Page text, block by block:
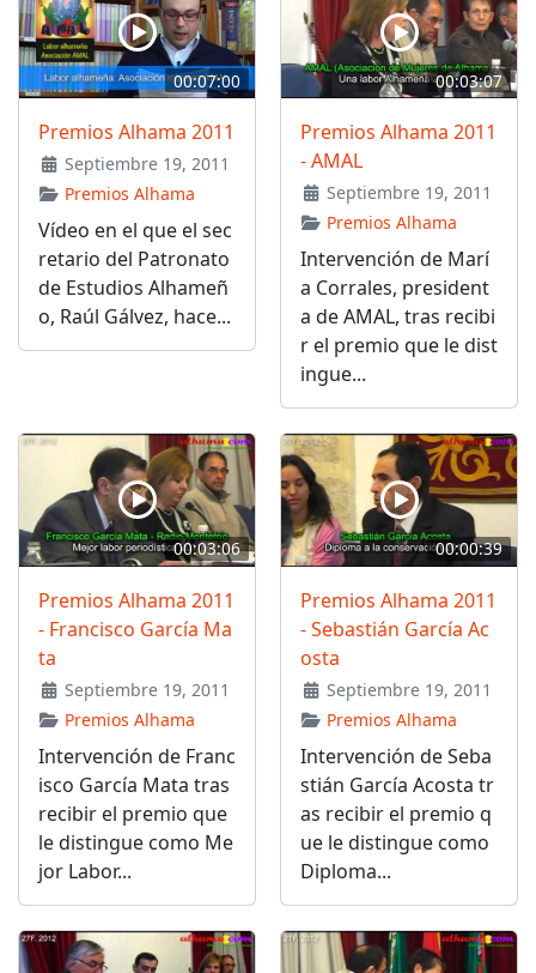
00:07:00
Premios Alhama 2011
Septiembre 19, 2011
Premios Alhama
Vídeo en el que el sec
retario del Patronato
de Estudios Alhameñ
o, Raúl Gálvez, hace...
00:03:07
Premios Alhama 2011
- AMAL
Septiembre 19, 2011
Premios Alhama
Intervención de Marí
a Corrales, president
a de AMAL, tras recibi
r el premio que le dist
ingue...
00:03:06
Premios Alhama 2011
- Francisco García Ma
ta
Septiembre 19, 2011
Premios Alhama
Intervención de Franc
isco García Mata tras
recibir el premio que
le distingue como Me
jor Labor...
00:00:39
Premios Alhama 2011
- Sebastián García Ac
osta
Septiembre 19, 2011
Premios Alhama
Intervención de Seba
stián García Acosta tr
as recibir el premio q
ue le distingue como
Diploma...